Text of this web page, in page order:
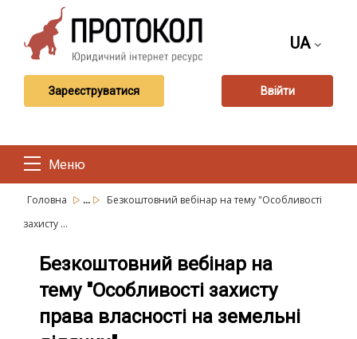
UA
Зареєструватися Ввійти
Меню
Головна ...
Безкоштовний вебінар на тему "Особливості
захисту ...
Безкоштовний вебінар на
тему "Особливості захисту
права власності на земельні